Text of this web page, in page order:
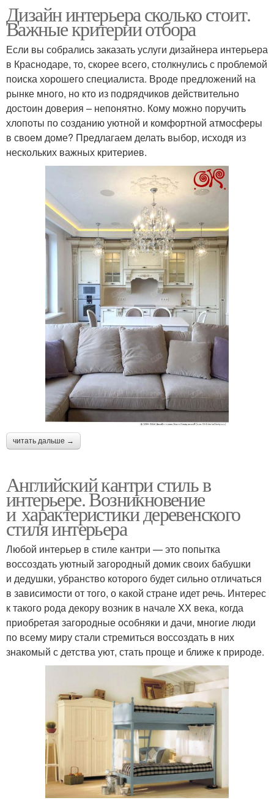
Дизайн интерьера сколько стоит.
Важные критерии отбора
Если вы собрались заказать услуги дизайнера интерьера
в Краснодаре, то, скорее всего, столкнулись с проблемой
поиска хорошего специалиста. Вроде предложений на
рынке много, но кто из подрядчиков действительно
достоин доверия – непонятно. Кому можно поручить
хлопоты по созданию уютной и комфортной атмосферы
в своем доме? Предлагаем делать выбор, исходя из
нескольких важных критериев.
читать дальше →
Английский кантри стиль в
интерьере. Возникновение
и характеристики деревенского
стиля интерьера
Любой интерьер в стиле кантри — это попытка
воссоздать уютный загородный домик своих бабушки
и дедушки, убранство которого будет сильно отличаться
в зависимости от того, о какой стране идет речь. Интерес
к такого рода декору возник в начале XX века, когда
приобретая загородные особняки и дачи, многие люди
по всему миру стали стремиться воссоздать в них
знакомый с детства уют, стать проще и ближе к природе.